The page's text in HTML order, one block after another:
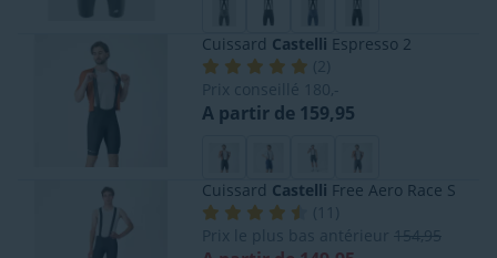
Cuissard Castelli Espresso 2
(2
Prix conseillé
180,-
A partir de 159,95
Cuissard Castelli Free Aero Race S
(
Prix le plus bas antérieur 154,95